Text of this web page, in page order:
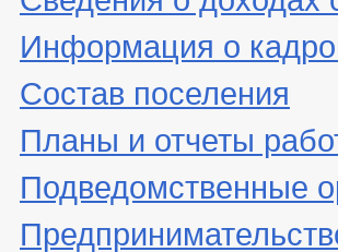
Информация о
Состав поселения
Планы и отчеты
Подведомственные